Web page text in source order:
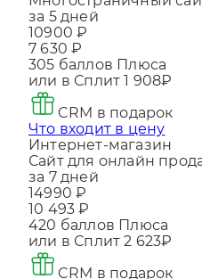
Многостраничный сайт
за 5 дней
10900 ₽
7 630 ₽
305баллов Плюса
или в Сплит
CRM в подарок
Что входит в цену
Интернет-магазин
Сайт для онлайн прода
за 7 дней
14990 ₽
10 493 ₽
420 баллов Плюса
или в Сплит